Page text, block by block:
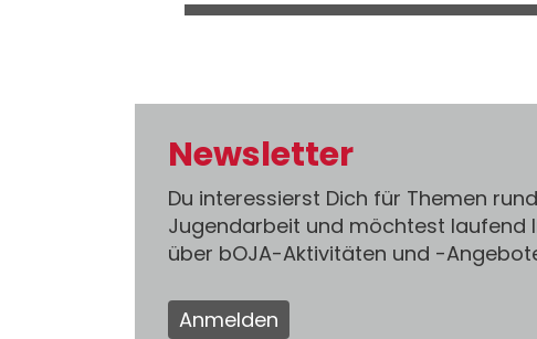
Newsletter
Du interessierst Dich für Themen
Jugendarbeit und möchtest laufend
über bOJA-Aktivitäten und -
Anmelden